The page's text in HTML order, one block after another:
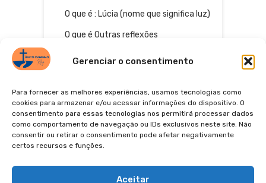
Gerenciar o consentimento
Para fornecer as melhores experiências, usamos tecnologias como
cookies para armazenar e/ou acessar informações do dispositivo. O
consentimento para essas tecnologias nos permitirá processar dados
como comportamento de navegação ou IDs exclusivos neste site. Não
consentir ou retirar o consentimento pode afetar negativamente
certos recursos e funções.
Aceitar
O que é : Lúcia (nome que significa luz)
O que é Outras reflexões